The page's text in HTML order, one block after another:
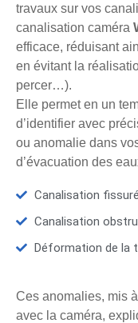
travaux sur vos
canalisation caméra
efficace, réduisant
en évitant la
percer…).
Elle permet en un
d’identifier avec
ou anomalie dans
d’évacuation des
Canalisation
Canalisation
Déformation de la
Ces anomalies, mis
avec la caméra,